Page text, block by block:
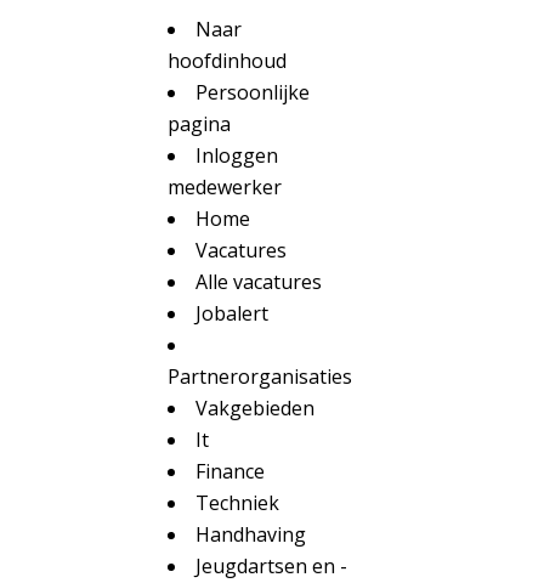
Naar
hoofdinhoud
Persoonlijke
pagina
Inloggen
medewerker
Home
Vacatures
Alle vacatures
Jobalert
Partnerorganisaties
Vakgebieden
It
Finance
Techniek
Handhaving
Jeugdartsen en -